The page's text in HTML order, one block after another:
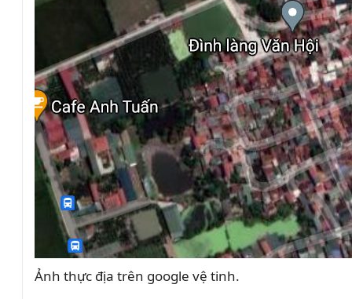
Ảnh thực địa trên google vệ tinh.